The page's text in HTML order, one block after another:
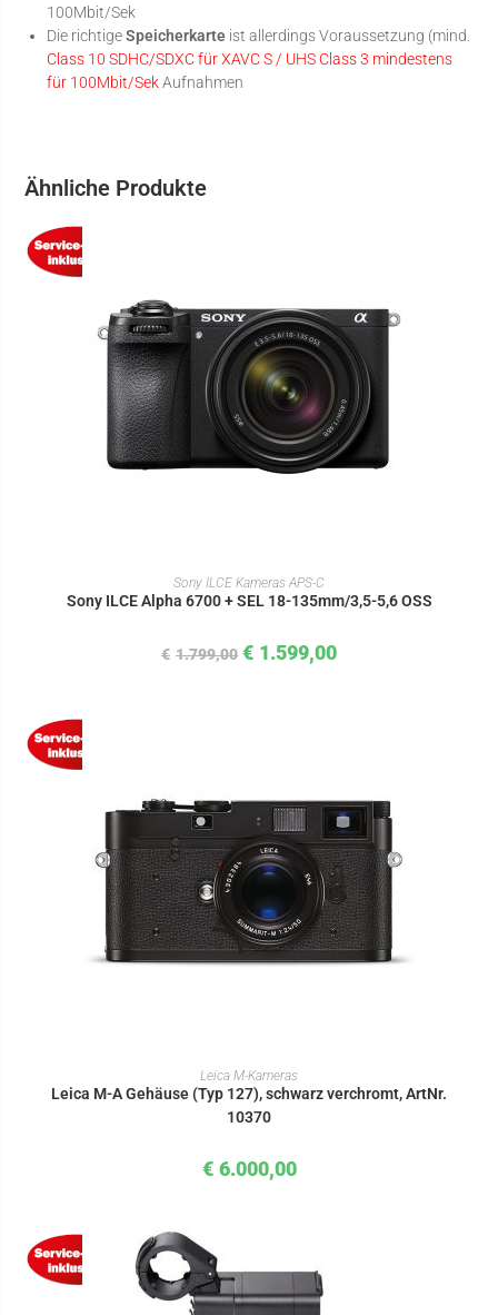
100Mbit/Sek
Die richtigeSpeicherkarte ist allerdings Voraussetzung (mind.
Class 10 SDHC/SDXC für XAVC S / UHS Class 3 mindestens
für 100Mbit/SekAufnahmen
Ähnliche Produkte
IN DEN WARENKORB
Sony ILCE Kameras APS-C
Sony ILCE Alpha 6700 + SEL 18-135mm/3,5-5,6 OSS
€ 1.799,00 € 1.599,00
IN DEN WARENKORB
Leica M-Kameras
Leica M-A Gehäuse (Typ 127), schwarz verchromt, ArtNr.
10370
€ 6.000,00